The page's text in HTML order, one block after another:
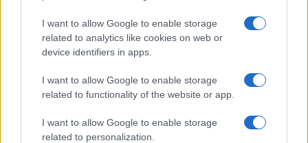
I want to allow Google to enable storage
related to analytics like cookies on web or
device identifiers in apps.
I want to allow Google to enable storage
related to functionality of the website or app.
I want to allow Google to enable storage
related to personalization.
Le previsioni meteo per il weekend a Olbia e in
Michelle Hunziker in Gallura, bella anche dal
vivo: un amico vip svela come fa